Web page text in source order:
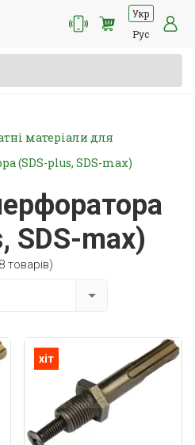
Укр
Рус
матеріали для
(SDS-plus, SDS-max)
SDS-max)
товарів)
хіт